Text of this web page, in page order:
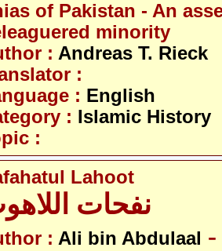
of Pakistan - An
minority
: Andreas T. Rieck
:
: English
: Islamic History
:
Lahoot
نفحات
: Ali bin Abdulaal - علی بن